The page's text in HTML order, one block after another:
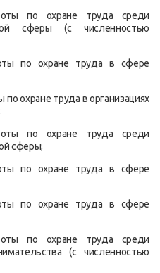
по охране труда среди
сферы (с численностью
по охране труда в сфере
по охране труда в организациях
по охране труда среди
сферы;
по охране труда в сфере
по охране труда в сфере
по охране труда среди
(с численностью